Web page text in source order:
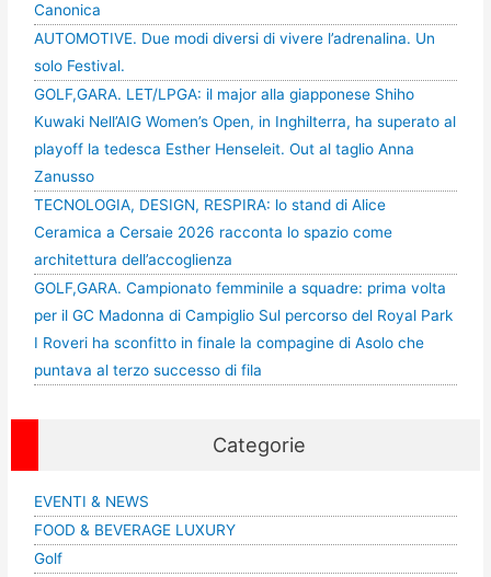
Canonica
AUTOMOTIVE. Due modi diversi di vivere l’adrenalina. Un
solo Festival.
GOLF,GARA. LET/LPGA: il major alla giapponese Shiho
Kuwaki Nell’AIG Women’s Open, in Inghilterra, ha superato al
playoff la tedesca Esther Henseleit. Out al taglio Anna
Zanusso
TECNOLOGIA, DESIGN, RESPIRA: lo stand di Alice
Ceramica a Cersaie 2026 racconta lo spazio come
architettura dell’accoglienza
GOLF,GARA. Campionato femminile a squadre: prima volta
per il GC Madonna di Campiglio Sul percorso del Royal Park
I Roveri ha sconfitto in finale la compagine di Asolo che
puntava al terzo successo di fila
Categorie
EVENTI & NEWS
FOOD & BEVERAGE LUXURY
Golf